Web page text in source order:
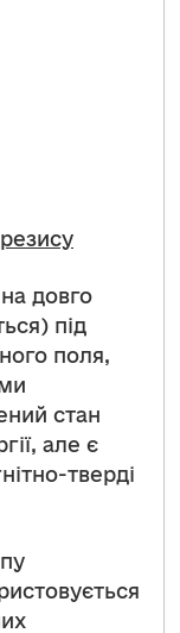
довго
під
поля,
стан
але є
тверді